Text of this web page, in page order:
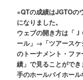
※QTの成績はJGTOの
になりました。
ウェブの開き方は「
ール」→「ツアースケ
のトーナメント・フ
績」で見ることがで
手のホールバイホール